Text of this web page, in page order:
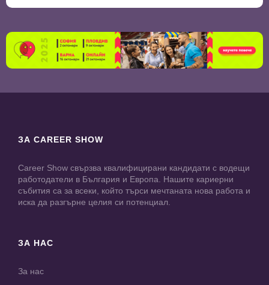
ЗА CAREER SHOW
Career Show свързва квалифицирани кандидати с водещи
работодатели в България и Европа. Нашите кариерни
събития са за всеки, който търси мечтаната нова работа и
иска да разгърне целия си потенциал.
ЗА НАС
За нас